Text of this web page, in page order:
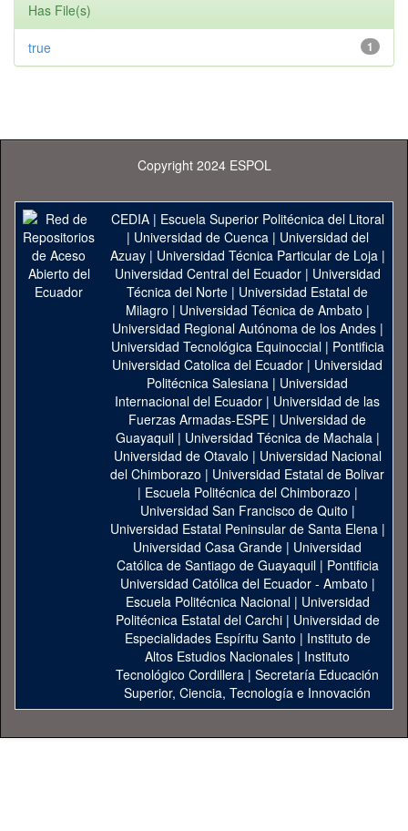
Has File(s)
1
true
Copyright 2024 ESPOL
CEDIA| Escuela Superior Politécnica del Litoral
| Universidad de Cuenca| Universidad del
Azuay| Universidad Técnica Particular de Loja|
Universidad Central del Ecuador| Universidad
Técnica del Norte | Universidad Estatal de
Milagro | Universidad Técnica de Ambato |
Universidad Regional Autónoma de los Andes|
Universidad Tecnológica Equinoccial| Pontificia
Universidad Catolica del Ecuador | Universidad
Politécnica Salesiana | Universidad
Internacional del Ecuador | Universidad de las
Fuerzas Armadas-ESPE | Universidad de
Guayaquil| Universidad Técnica de Machala|
Universidad de Otavalo | Universidad Nacional
del Chimborazo | Universidad Estatal de Bolivar
| Escuela Politécnica del Chimborazo |
Universidad San Francisco de Quito |
Universidad Estatal Peninsular de Santa Elena|
Universidad Casa Grande | Universidad
Católica de Santiago de Guayaquil| Pontificia
Universidad Católica del Ecuador - Ambato |
Escuela Politécnica Nacional| Universidad
Politécnica Estatal del Carchi| Universidad de
Especialidades Espíritu Santo | Instituto de
Altos Estudios Nacionales | Instituto
Tecnológico Cordillera | Secretaría Educación
Superior, Ciencia, Tecnología e Innovación